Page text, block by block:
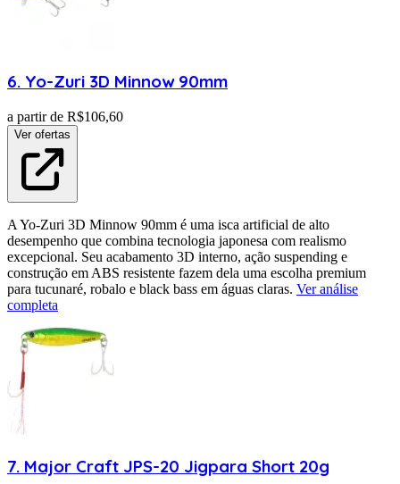
6. Yo-Zuri 3D Minnow 90mm
a partir de R$106,60
Ver ofertas
A Yo-Zuri 3D Minnow 90mm é uma isca artificial de alto
desempenho que combina tecnologia japonesa com realismo
excepcional. Seu acabamento 3D interno, ação suspending e
construção em ABS resistente fazem dela uma escolha premium
para tucunaré, robalo e black bass em águas claras. Ver análise
completa
7. Major Craft JPS-20 Jigpara Short 20g